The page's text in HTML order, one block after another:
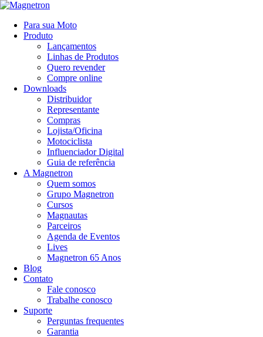
Para sua Moto
Produto
Lançamentos
Linhas de Produtos
Quero revender
Compre online
Downloads
Distribuidor
Representante
Compras
Lojista/Oficina
Motociclista
Influenciador Digital
Guia de referência
A Magnetron
Quem somos
Grupo Magnetron
Cursos
Magnautas
Parceiros
Agenda de Eventos
Lives
Magnetron 65 Anos
Blog
Contato
Fale conosco
Trabalhe conosco
Suporte
Perguntas frequentes
Garantia